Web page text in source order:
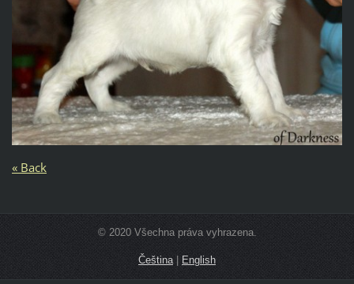
« Back
© 2020 Všechna práva vyhrazena.
Čeština| English